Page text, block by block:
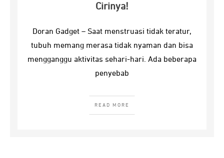
Cirinya!
Doran Gadget – Saat menstruasi tidak teratur,
tubuh memang merasa tidak nyaman dan bisa
mengganggu aktivitas sehari-hari. Ada beberapa
penyebab
READ MORE